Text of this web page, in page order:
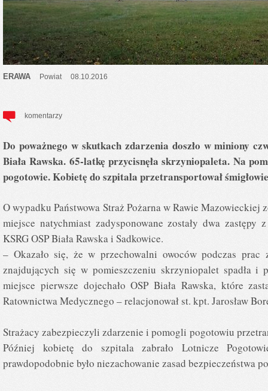
ERAWA Powiat 08.10.2016
komentarzy
Do poważnego w skutkach zdarzenia doszło w miniony
Biała Rawska. 65-latkę przycisnęła skrzyniopaleta. Na
pogotowie. Kobietę do szpitala przetransportował
O wypadku Państwowa Straż Pożarna w Rawie Mazowieckiej
miejsce natychmiast zadysponowane zostały dwa zastępy
KSRG OSP Biała Rawska i Sadkowice.
– Okazało się, że w przechowalni owoców podczas prac
znajdujących się w pomieszczeniu skrzyniopalet spadła i
miejsce pierwsze dojechało OSP Biała Rawska, które
Ratownictwa Medycznego – relacjonował st. kpt. Jarosław
Strażacy zabezpieczyli zdarzenie i pomogli pogotowiu
Później kobietę do szpitala zabrało Lotnicze
prawdopodobnie było niezachowanie zasad bezpieczeństwa